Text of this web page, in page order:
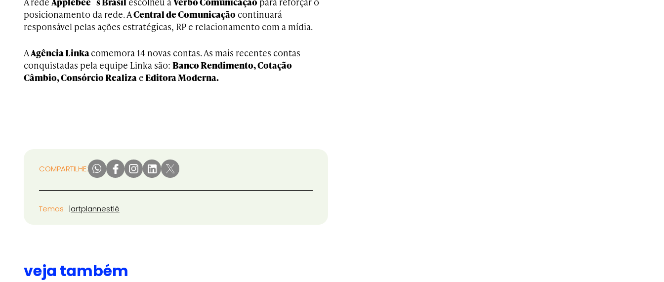
posicionamento da rede. ACentral de Comunicação continuará
responsável pelas ações estratégicas, RP e relacionamento com a mídia.
AAgência Linkacomemora 14 novas contas. As mais recentes contas
conquistadas pela equipe Linka são: Banco Rendimento, Cotação
Câmbio, Consórcio Realiza eEditora Moderna.
COMPARTILHE:
Temas artplannestlé
veja também